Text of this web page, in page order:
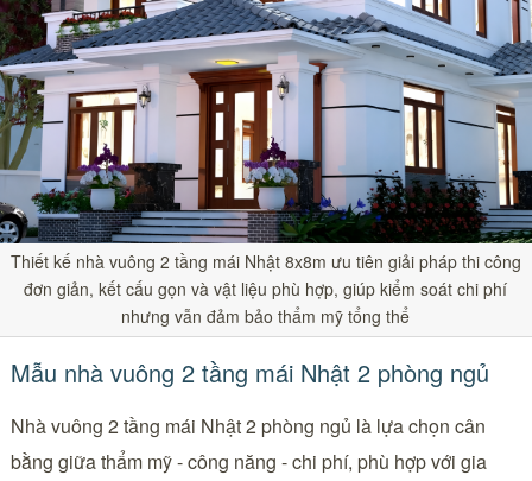
Thiết kế nhà vuông 2 tầng mái Nhật 8x8m ưu tiên giải pháp thi công
đơn giản, kết cấu gọn và vật liệu phù hợp, giúp kiểm soát chi phí
nhưng vẫn đảm bảo thẩm mỹ tổng thể
Mẫu nhà vuông 2 tầng mái Nhật 2 phòng ngủ
Nhà vuông 2 tầng mái Nhật 2 phòng ngủ là lựa chọn cân
bằng giữa thẩm mỹ - công năng - chi phí, phù hợp với gia